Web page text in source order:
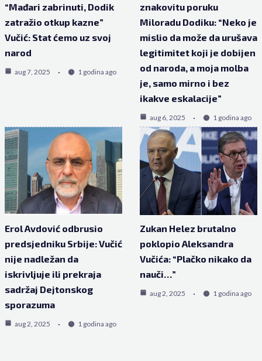
“Mađari zabrinuti, Dodik
zatražio otkup kazne”
Vučić: Stat ćemo uz svoj
narod
aug 7, 2025 1 godina ago
znakovitu poruku
Miloradu Dodiku: “Neko je
mislio da može da urušava
legitimitet koji je dobijen
od naroda, a moja molba
je, samo mirno i bez
ikakve eskalacije”
aug 6, 2025 1 godina ago
Erol Avdović odbrusio
predsjedniku Srbije: Vučić
nije nadležan da
iskrivljuje ili prekraja
sadržaj Dejtonskog
sporazuma
aug 2, 2025 1 godina ago
Zukan Helez brutalno
poklopio Aleksandra
Vučića: “Plačko nikako da
nauči…”
aug 2, 2025 1 godina ago